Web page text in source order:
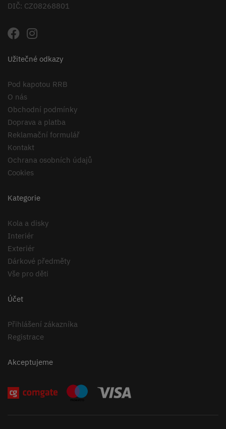
DIČ: CZ08268801
Užitečné odkazy
Pod kapotou RRB
O nás
Obchodní podmínky
Doprava a platba
Reklamační formulář
Kontakt
Ochrana osobních údajů
Cookies
Kategorie
Kola a disky
Interiér
Exteriér
Dárkové předměty
Vše pro děti
Účet
Přihlášení zákazníka
Registrace
Akceptujeme